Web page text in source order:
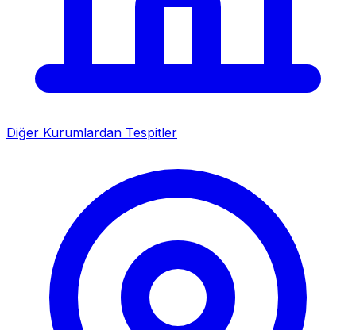
Diğer Kurumlardan Tespitler